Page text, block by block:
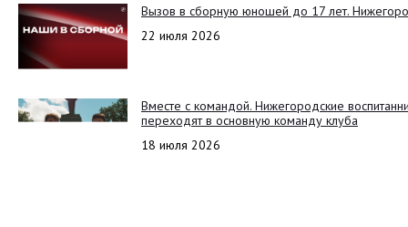
Вызов в сборную юношей до 17 лет.
22 июля 2026
Вместе с командой. Нижегородские
переходят в основную команду клуба
18 июля 2026